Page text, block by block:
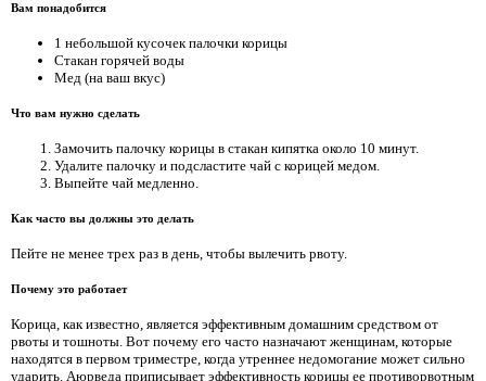
Вам понадобится
1 небольшой кусочек палочки корицы
Стакан горячей воды
Мед (на ваш вкус)
Что вам нужно сделать
Замочить палочку корицы в стакан кипятка около 10 минут.
Удалите палочку и подсластите чай с корицей медом.
Выпейте чай медленно.
Как часто вы должны это делать
Пейте не менее трех раз в день, чтобы вылечить рвоту.
Почему это работает
Корица, как известно, является эффективным домашним средством от
рвоты и тошноты. Вот почему его часто назначают женщинам, которые
находятся в первом триместре, когда утреннее недомогание может сильно
ударить. Аюрведа приписывает эффективность корицы ее противорвотным